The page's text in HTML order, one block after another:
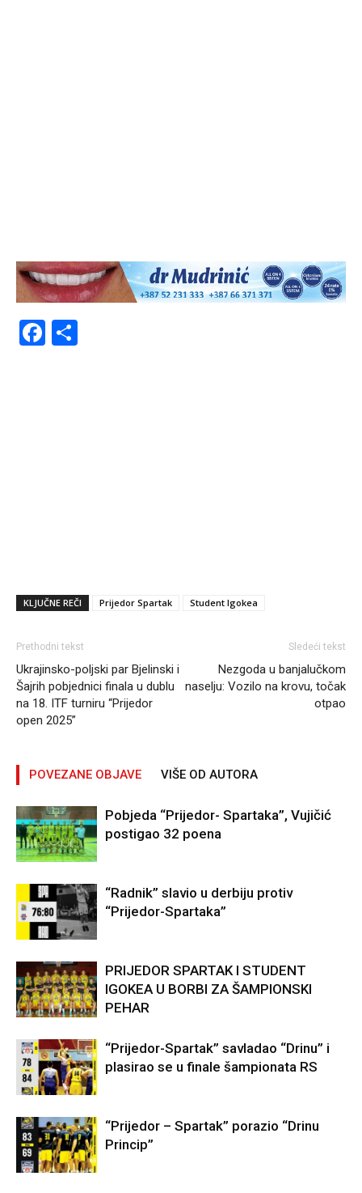
Facebook
KLJUČNE REČI Prijedor Spartak Student Igokea
Prethodni tekst
Ukrajinsko-poljski par Bjelinski i
Šajrih pobjednici finala u dublu
na 18. ITF turniru “Prijedor
open 2025”
Sledeći tekst
Nezgoda u banjalučkom
naselju: Vozilo na krovu, točak
otpao
POVEZANE OBJAVE VIŠE OD AUTORA
Pobjeda “Prijedor- Spartaka”, Vujičić
postigao 32 poena
“Radnik” slavio u derbiju protiv
“Prijedor-Spartaka”
PRIJEDOR SPARTAK I STUDENT
IGOKEA U BORBI ZA ŠAMPIONSKI
PEHAR
“Prijedor-Spartak” savladao “Drinu” i
plasirao se u finale šampionata RS
“Prijedor – Spartak” porazio “Drinu
Princip”